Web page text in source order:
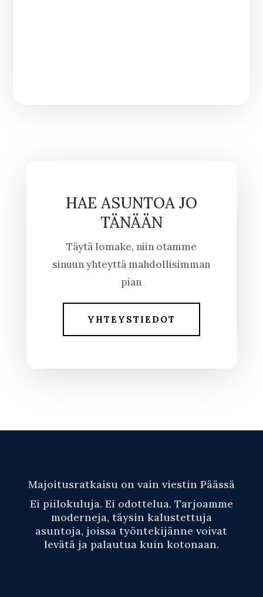
HAE ASUNTOA JO
TÄNÄÄN
Täytä lomake, niin otamme
sinuun yhteyttä mahdollisimman
pian
YHTEYSTIEDOT
Majoitusratkaisu on vain viestin Päässä
Ei piilokuluja. Ei odottelua. Tarjoamme
moderneja, täysin kalustettuja
asuntoja, joissa työntekijänne voivat
levätä ja palautua kuin kotonaan.